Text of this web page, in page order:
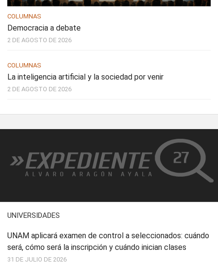
COLUMNAS
Democracia a debate
2 DE AGOSTO DE 2026
COLUMNAS
La inteligencia artificial y la sociedad por venir
2 DE AGOSTO DE 2026
UNIVERSIDADES
UNAM aplicará examen de control a seleccionados: cuándo
será, cómo será la inscripción y cuándo inician clases
31 DE JULIO DE 2026